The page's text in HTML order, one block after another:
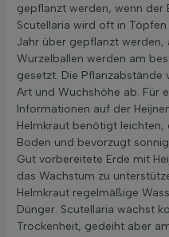
gepflanzt werden, wenn der
Scutellaria wird oft in
Jahr über gepflanzt
Wurzelballen werden am
gesetzt. Die Pflanzabstände
Art und Wuchshöhe ab. Für
Informationen auf der
Helmkraut benötigt leichten,
Boden und bevorzugt
Gut vorbereitete Erde mit
das Wachstum zu
Helmkraut regelmäßige
Dünger. Scutellaria wächst
Trockenheit, gedeiht aber